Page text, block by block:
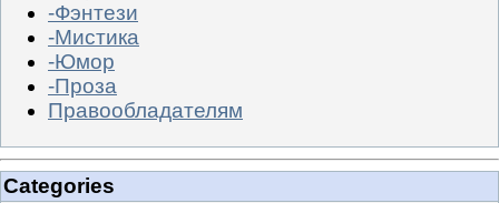
-Фэнтези
-Мистика
-Юмор
-Проза
Правообладателям
Categories